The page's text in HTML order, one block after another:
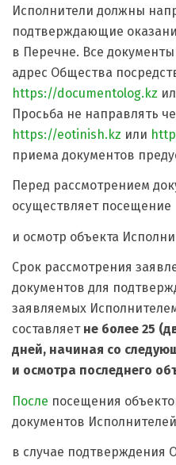
Исполнители должны
подтверждающие
в Перечне. Все
адрес Общества
https://documentolog.kz
Просьба не направлять
https://eotinish.kz или
приема документов
Перед рассмотрением
осуществляет посещение
и осмотр объекта
Срок рассмотрения
документов для
заявляемых
составляет не более 25
дней, начиная со
и осмотра последнего
После посещения
документов
в случае подтверждения